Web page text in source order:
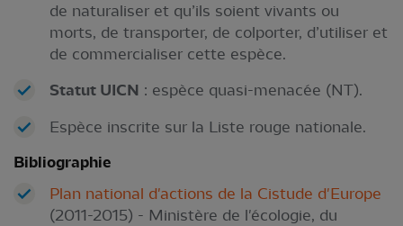
de naturaliser et qu’ils soient vivants ou
morts, de transporter, de colporter, d’utiliser et
de commercialiser cette espèce.
Statut UICN : espèce quasi-menacée (NT).
Espèce inscrite sur la Liste rouge nationale.
Bibliographie
Plan national d'actions de la Cistude d'Europe
(2011-2015) - Ministère de l'écologie, du